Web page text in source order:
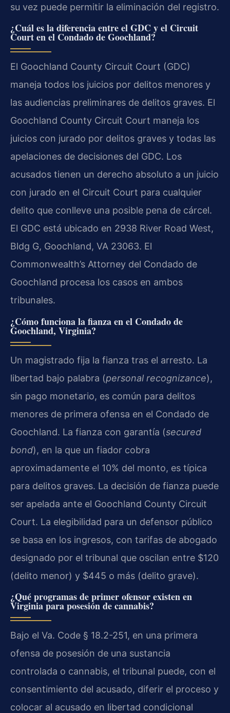
su vez puede permitir la eliminación del registro.
¿Cuál es la diferencia entre el GDC y el Circuit
Court en el Condado de Goochland?
El Goochland County Circuit Court (GDC)
maneja todos los juicios por delitos menores y
las audiencias preliminares de delitos graves. El
Goochland County Circuit Court maneja los
juicios con jurado por delitos graves y todas las
apelaciones de decisiones del GDC. Los
acusados tienen un derecho absoluto a un juicio
con jurado en el Circuit Court para cualquier
delito que conlleve una posible pena de cárcel.
El GDC está ubicado en 2938 River Road West,
Bldg G, Goochland, VA 23063. El
Commonwealth’s Attorney del Condado de
Goochland procesa los casos en ambos
tribunales.
¿Cómo funciona la fianza en el Condado de
Goochland, Virginia?
Un magistrado fija la fianza tras el arresto. La
libertad bajo palabra (personal recognizance),
sin pago monetario, es común para delitos
menores de primera ofensa en el Condado de
Goochland. La fianza con garantía (secured
bond), en la que un fiador cobra
aproximadamente el 10% del monto, es típica
para delitos graves. La decisión de fianza puede
ser apelada ante el Goochland County Circuit
Court. La elegibilidad para un defensor público
se basa en los ingresos, con tarifas de abogado
designado por el tribunal que oscilan entre $120
(delito menor) y $445 o más (delito grave).
¿Qué programas de primer ofensor existen en
Virginia para posesión de cannabis?
Bajo el Va. Code § 18.2-251, en una primera
ofensa de posesión de una sustancia
controlada o cannabis, el tribunal puede, con el
consentimiento del acusado, diferir el proceso y
colocar al acusado en libertad condicional